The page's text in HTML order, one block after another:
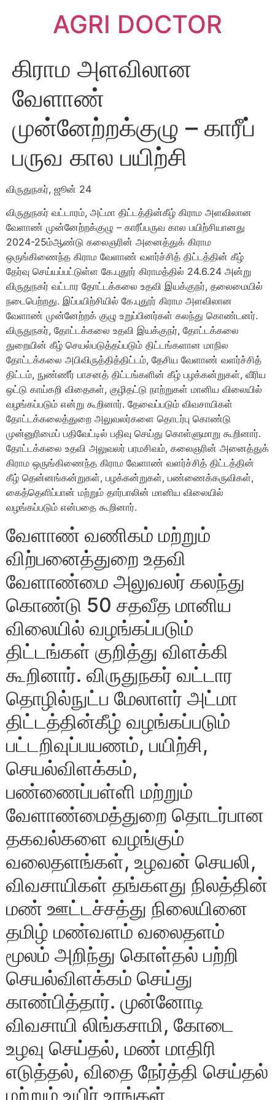
AGRI DOCTOR
கிராம அளவிலான
வேளாண்
முன்னேற்றக்குழு – காரீப்
பருவ கால பயிற்சி
விருதுநகர், ஜூன் 24
விருதுநகர் வட்டாரம், அட்மா திட்டத்தின்கீழ் கிராம அளவிலான
வேளாண் முன்னேற்றக்குழு – காரீப்பருவ கால பயிற்சியானது
2024-25ம்ஆண்டு கலைஞரின் அனைத்துக் கிராம
ஒருங்கிணைந்த கிராம வேளாண் வளர்ச்சித் திட்டத்தின் கீழ்
தேர்வு செய்யப்பட்டுள்ள கே.புதூர் கிராமத்தில் 24.6.24 அன்று
விருதுநகர் வட்டார தோட்டக்கலை உதவி இயக்குநர், தலைமையில்
நடைபெற்றது. இப்பயிற்சியில் கே.புதூர் கிராம அளவிலான
வேளாண் முன்னேற்றக் குழு உறுப்பினர்கள் கலந்து கொண்டனர்.
விருதுநகர், தோட்டக்கலை உதவி இயக்குநர், தோட்டக்கலை
துறையின் கீழ் செயல்படுத்தப்படும் திட்டங்களான மாநில
தோட்டக்கலை அபிவிருத்தித்திட்டம், தேசிய வேளாண் வளர்ச்சித்
திட்டம், நுண்ணீர் பாசனத் திட்டங்களின் கீழ் பழக்கன்றுகள், வீரிய
ஒட்டு காய்கறி விதைகள், குழிதட்டு நாற்றுகள் மானிய விலையில்
வழங்கப்படும் என்று கூறினார். தேவைப்படும் விவசாயிகள்
தோட்டக்கலைத்துறை அலுவலர்களை தொடர்பு கொண்டு
முன்னுரிமைப் பதிவேட்டில் பதிவு செய்து கொள்ளுமாறு கூறினார்.
தோட்டக்கலை உதவி அலுவலர் பரமசிவம், கலைஞரின் அனைத்துக்
கிராம ஒருங்கிணைந்த கிராம வேளாண் வளர்ச்சித் திட்டத்தின்
கீழ் தென்னங்கன்றுகள், பழக்கன்றுகள், பண்ணைக்கருவிகள்,
கைத்தெளிப்பான் மற்றும் தார்பாலின் மானிய விலையில்
வழங்கப்படும் என்பதை கூறினார்.
வேளாண் வணிகம் மற்றும்
விற்பனைத்துறை உதவி
வேளாண்மை அலுவலர் கலந்து
கொண்டு 50 சதவீத மானிய
விலையில் வழங்கப்படும்
திட்டங்கள் குறித்து விளக்கி
கூறினார். விருதுநகர் வட்டார
தொழில்நுட்ப மேலாளர் அட்மா
திட்டத்தின்கீழ் வழங்கப்படும்
பட்டறிவுப்பயணம், பயிற்சி,
செயல்விளக்கம்,
பண்ணைப்பள்ளி மற்றும்
வேளாண்மைத்துறை தொடர்பான
தகவல்களை வழங்கும்
வலைதளங்கள், உழவன் செயலி,
விவசாயிகள் தங்களது நிலத்தின்
மண் ஊட்டச்சத்து நிலையினை
தமிழ் மண்வளம் வலைதளம்
மூலம் அறிந்து கொள்தல் பற்றி
செயல்விளக்கம் செய்து
காண்பித்தார். முன்னோடி
விவசாயி லிங்கசாமி, கோடை
உழவு செய்தல், மண் மாதிரி
எடுத்தல், விதை நேர்த்தி செய்தல்
மற்றும் உயிர் உரங்கள்,